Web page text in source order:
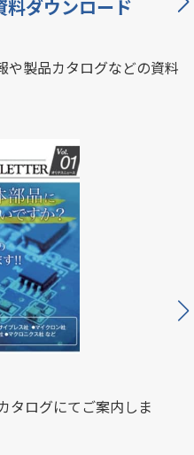
料ダウンロード
や製品カタログなどの資料
工品カタログ
サービスに関するカタ